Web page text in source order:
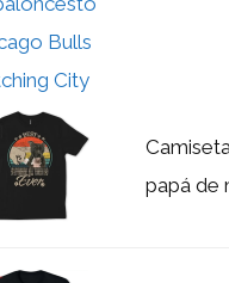
papá de